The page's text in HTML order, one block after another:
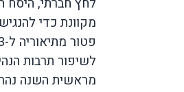
לשיפור תרבות
מראשית השנה